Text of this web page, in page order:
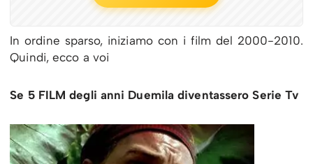
In ordine sparso, iniziamo con i film del 2000-2010.
Quindi, ecco a voi
Se 5 FILM degli anni Duemila diventassero Serie Tv